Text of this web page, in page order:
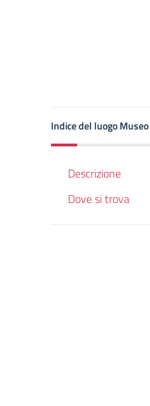
Indice del luogo
Descrizione
Dove si trova